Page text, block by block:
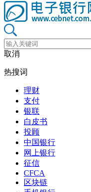
取消
热搜词
理财
支付
银联
白皮书
投顾
中国银行
网上银行
征信
CFCA
区块链